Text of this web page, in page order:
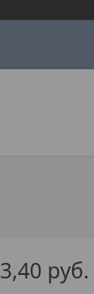
3,40 руб.